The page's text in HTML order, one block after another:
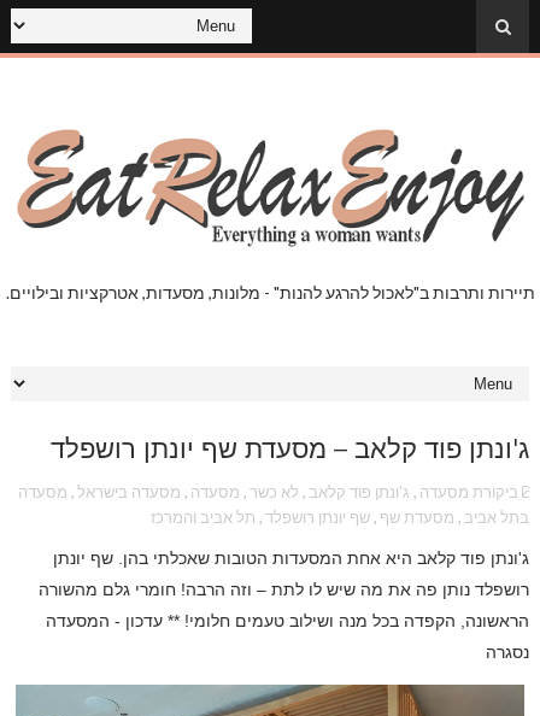
תיירות ותרבות ב"לאכול להרגע להנות" - מלונות, מסעדות, אטרקציות ובילויים.
ג'ונתן פוד קלאב – מסעדת שף יונתן רושפלד
ביקורת מסעדה , ג'ונתן פוד קלאב , לא כשר, מסעדה , מסעדה בישראל, מסעדה
בתל אביב , מסעדת שף , שף יונתן רושפלד, תל אביב והמרכז
ג'ונתן פוד קלאב היא אחת המסעדות הטובות שאכלתי בהן. שף יונתן
רושפלד נותן פה את מה שיש לו לתת – וזה הרבה! חומרי גלם מהשורה
הראשונה, הקפדה בכל מנה ושילוב טעמים חלומי! ** עדכון - המסעדה
נסגרה